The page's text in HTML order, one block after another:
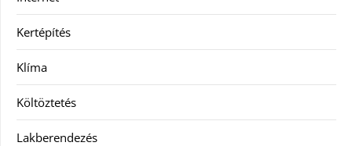
Kertépítés
Klíma
Költöztetés
Lakberendezés